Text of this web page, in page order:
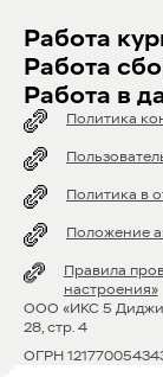
Работа
Работа
Работа в
Политика
Политика в
Положение
Правила
настроения»
OOO «ИКС 5
28, стр. 4
ОГРН